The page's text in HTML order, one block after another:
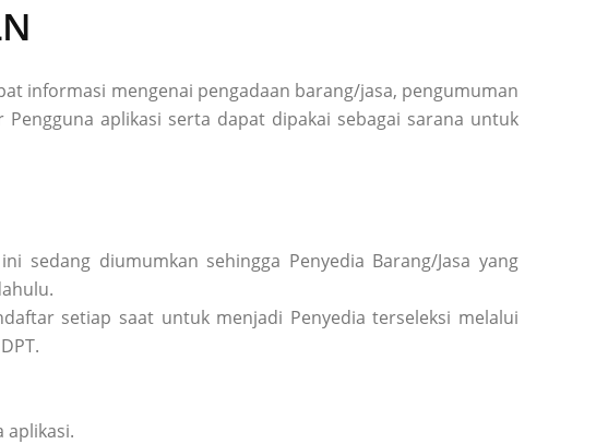
informasi mengenai pengadaan barang/jasa, pengumuman
aplikasi serta dapat dipakai sebagai sarana untuk
sedang diumumkan sehingga Penyedia Barang/Jasa yang
setiap saat untuk menjadi Penyedia terseleksi melalui
aplikasi.